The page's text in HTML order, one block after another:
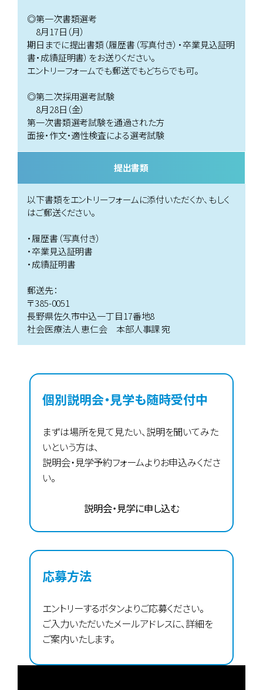
◎第一次書類選考
8月17日（月）
期日までに提出書類（履歴書（写真付き）・卒業見込証明
書・成績証明書）をお送りください。
エントリーフォームでも郵送でもどちらでも可。
◎第二次採用選考試験
8月28日（金）
第一次書類選考試験を通過された方
面接・作文・適性検査による選考試験
提出書類
以下書類をエントリーフォームに添付いただくか、もしく
はご郵送ください。
・履歴書（写真付き）
・卒業見込証明書
・成績証明書
郵送先：
〒385-0051
長野県佐久市中込一丁目17番地8
社会医療法人 恵仁会 本部人事課 宛
個別説明会・見学も随時受付中
まずは場所を見て見たい、説明を聞いてみた
いという方は、
説明会・見学予約フォームよりお申込みくださ
い。
説明会・見学に申し込む
応募方法
エントリーするボタンよりご応募ください。
ご入力いただいたメールアドレスに、詳細を
ご案内いたします。